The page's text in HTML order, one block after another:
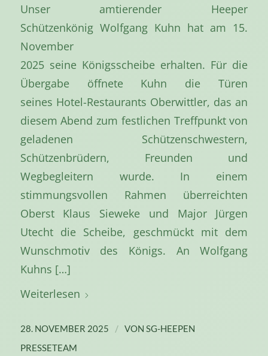
Unser amtierender Heeper
Schützenkönig Wolfgang Kuhn hat am 15.
November
2025 seine Königsscheibe erhalten. Für die
Übergabe öffnete Kuhn die Türen
seines Hotel-Restaurants Oberwittler, das an
diesem Abend zum festlichen Treffpunkt von
geladenen Schützenschwestern,
Schützenbrüdern, Freunden und
Wegbegleitern wurde. In einem
stimmungsvollen Rahmen überreichten
Oberst Klaus Sieweke und Major Jürgen
Utecht die Scheibe, geschmückt mit dem
Wunschmotiv des Königs. An Wolfgang
Kuhns […]
Weiterlesen
28. NOVEMBER 2025 / VON SG-HEEPEN
PRESSETEAM